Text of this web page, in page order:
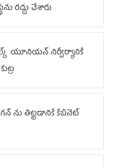
రద్దు చేశారు
యూనియన్‌ నిర్వీర్యానికి
ను తిట్టడానికే కేబినెట్‌